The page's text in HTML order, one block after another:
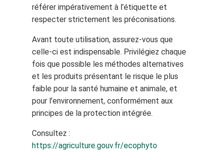
référer impérativement à l’étiquette et
respecter strictement les préconisations.
Avant toute utilisation, assurez-vous que
celle-ci est indispensable. Privilégiez chaque
fois que possible les méthodes alternatives
et les produits présentant le risque le plus
faible pour la santé humaine et animale, et
pour l’environnement, conformément aux
principes de la protection intégrée.
Consultez :
https://agriculture.gouv.fr/ecophyto